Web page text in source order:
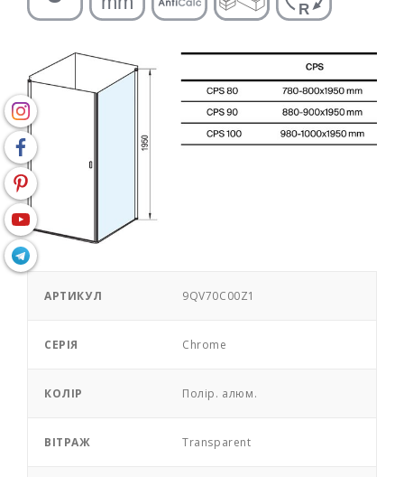
АРТИКУЛ 9QV70C00Z1
СЕРІЯ Chrome
КОЛІР Полір. алюм.
ВІТРАЖ Transparent